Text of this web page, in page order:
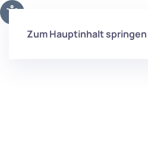
Zum Hauptinhalt springen